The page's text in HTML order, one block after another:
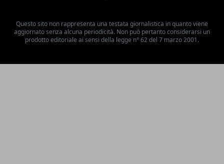
Questo sito non rappresenta una testata giornalistica in quanto viene
aggiornato senza alcuna periodicità. Non può pertanto considerarsi un
prodotto editoriale ai sensi della legge n° 62 del 7 marzo 2001.